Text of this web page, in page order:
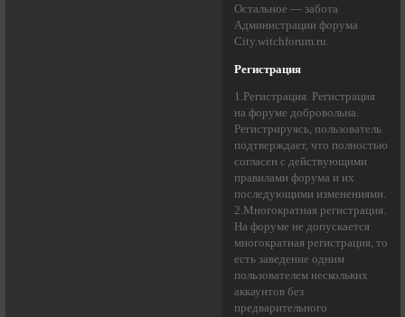
Остальное — забота
Администрации форума
City.witchforum.ru.
Регистрация
1.Регистрация. Регистрация
на форуме добровольна.
Регистрируясь, пользователь
подтверждает, что полностью
согласен с действующими
правилами форума и их
последующими изменениями.
2.Многократная регистрация.
На форуме не допускается
многократная регистрация, то
есть заведение одним
пользователем нескольких
аккаунтов без
предварительного